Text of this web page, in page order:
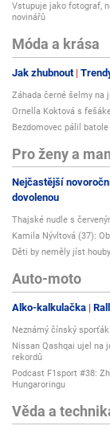
Vstupuje jako fotograf,
novinářů
Móda a krása
Jak zhubnout
Záhada černé šelmy na
Ornella Koktová s
Bezdomovec pálil
Pro ženy a
Nejčastější
dovolenou
Thajské nudle s
Kamila Nývltová (37):
Děti by neměly jíst
Auto-moto
Alko-kalkulačka
Neznámý čínský
Nissan Qashqai ujel na
rekordů
Podcast F1sport #38:
Hungaroringu
Věda a